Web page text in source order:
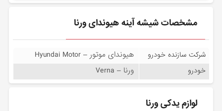
مشخصات شیشه آینه هیوندای ورنا
شرکت سازنده خودرو هیوندای موتور – Hyundai Motor
خودرو ورنا – Verna
لوازم یدکی ورنا